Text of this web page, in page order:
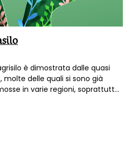
è dimostrata dalle quasi
delle quali si sono già
in varie regioni, soprattutto